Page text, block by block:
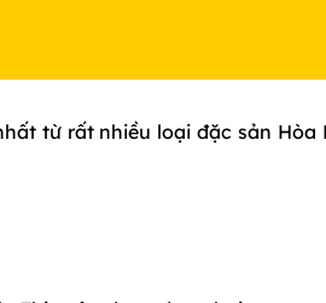
từ rất nhiều loại đặc sản Hòa